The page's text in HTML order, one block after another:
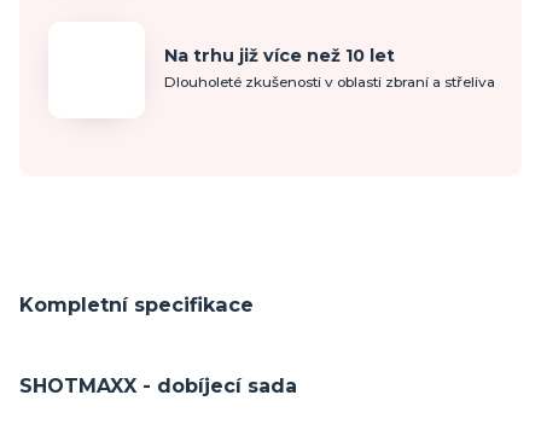
Na trhu již více než 10 let
Dlouholeté zkušenosti v oblasti zbraní a střeliva
Kompletní specifikace
SHOTMAXX - dobíjecí sada